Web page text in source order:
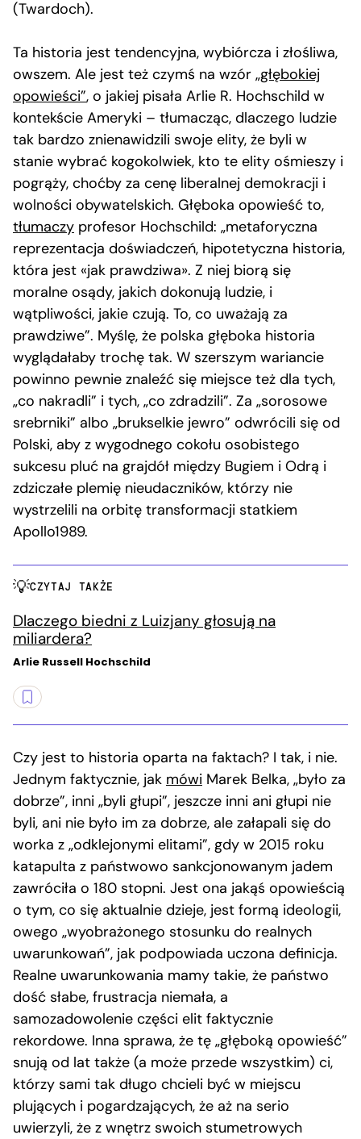
(Twardoch).
Ta historia jest tendencyjna, wybiórcza i złośliwa,
owszem. Ale jest też czymś na wzór „głębokiej
opowieści”, o jakiej pisała Arlie R. Hochschild w
kontekście Ameryki – tłumacząc, dlaczego ludzie
tak bardzo znienawidzili swoje elity, że byli w
stanie wybrać kogokolwiek, kto te elity ośmieszy i
pogrąży, choćby za cenę liberalnej demokracji i
wolności obywatelskich. Głęboka opowieść to,
tłumaczy profesor Hochschild: „metaforyczna
reprezentacja doświadczeń, hipotetyczna historia,
która jest «jak prawdziwa». Z niej biorą się
moralne osądy, jakich dokonują ludzie, i
wątpliwości, jakie czują. To, co uważają za
prawdziwe”. Myślę, że polska głęboka historia
wyglądałaby trochę tak. W szerszym wariancie
powinno pewnie znaleźć się miejsce też dla tych,
„co nakradli” i tych, „co zdradzili”. Za „sorosowe
srebrniki” albo „brukselkie jewro” odwrócili się od
Polski, aby z wygodnego cokołu osobistego
sukcesu pluć na grajdół między Bugiem i Odrą i
zdziczałe plemię nieudaczników, którzy nie
wystrzelili na orbitę transformacji statkiem
Apollo1989.
CZYTAJ TAKŻE
Dlaczego biedni z Luizjany głosują na
miliardera?
Arlie Russell Hochschild
Czy jest to historia oparta na faktach? I tak, i nie.
Jednym faktycznie, jak mówi Marek Belka, „było za
dobrze”, inni „byli głupi”, jeszcze inni ani głupi nie
byli, ani nie było im za dobrze, ale załapali się do
worka z „odklejonymi elitami”, gdy w 2015 roku
katapulta z państwowo sankcjonowanym jadem
zawróciła o 180 stopni. Jest ona jakąś opowieścią
o tym, co się aktualnie dzieje, jest formą ideologii,
owego „wyobrażonego stosunku do realnych
uwarunkowań”, jak podpowiada uczona definicja.
Realne uwarunkowania mamy takie, że państwo
dość słabe, frustracja niemała, a
samozadowolenie części elit faktycznie
rekordowe. Inna sprawa, że tę „głęboką opowieść”
snują od lat także (a może przede wszystkim) ci,
którzy sami tak długo chcieli być w miejscu
plujących i pogardzających, że aż na serio
uwierzyli, że z wnętrz swoich stumetrowych